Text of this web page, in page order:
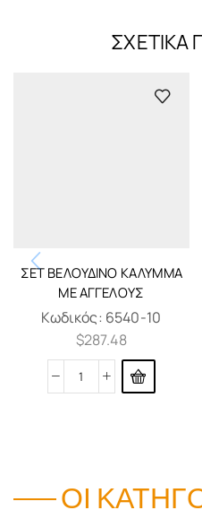
ΣΧΕΤΙΚΆ
ΣΈΤ ΒΕΛΟΎΔΙΝΟ ΚΆΛΥΜΜΑ
ΜΕ ΑΓΓΈΛΟΥΣ
Κωδικός: 6540-10
$287.48
ΟΙ